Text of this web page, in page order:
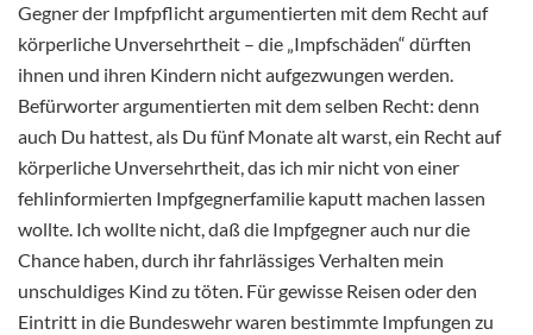
Gegner der Impfpflicht argumentierten mit dem Recht auf
körperliche Unversehrtheit – die „Impfschäden“ dürften
ihnen und ihren Kindern nicht aufgezwungen werden.
Befürworter argumentierten mit dem selben Recht: denn
auch Du hattest, als Du fünf Monate alt warst, ein Recht auf
körperliche Unversehrtheit, das ich mir nicht von einer
fehlinformierten Impfgegnerfamilie kaputt machen lassen
wollte. Ich wollte nicht, daß die Impfgegner auch nur die
Chance haben, durch ihr fahrlässiges Verhalten mein
unschuldiges Kind zu töten. Für gewisse Reisen oder den
Eintritt in die Bundeswehr waren bestimmte Impfungen zu